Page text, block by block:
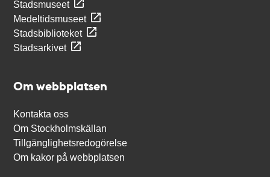
Stadsmuseet
Medeltidsmuseet
Stadsbiblioteket
Stadsarkivet
Om webbplatsen
Kontakta oss
Om Stockholmskällan
Tillgänglighetsredogörelse
Om kakor på webbplatsen